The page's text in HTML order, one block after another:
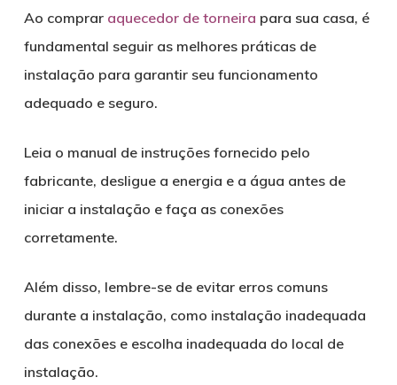
Ao comprar aquecedor de torneira para sua casa, é
fundamental seguir as melhores práticas de
instalação para garantir seu funcionamento
adequado e seguro.
Leia o manual de instruções fornecido pelo
fabricante, desligue a energia e a água antes de
iniciar a instalação e faça as conexões
corretamente.
Além disso, lembre-se de evitar erros comuns
durante a instalação, como instalação inadequada
das conexões e escolha inadequada do local de
instalação.